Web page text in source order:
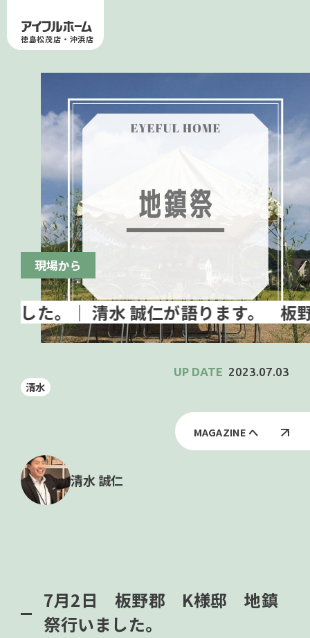
徳島松茂店・沖浜店
現場から
板
清水
2023.07.03
MAGAZINE へ
清水 誠仁
7月2日 板野郡 K様邸 地鎮
祭行いました。